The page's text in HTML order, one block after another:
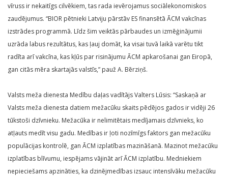
vīruss ir nekaitīgs cilvēkiem, tas rada ievērojamus sociālekonomiskos
zaudējumus. “BIOR pētnieki Latviju pārstāv ES finansētā ĀCM vakcīnas
izstrādes programmā. Līdz šim veiktās pārbaudes un izmēģinājumii
uzrāda labus rezultātus, kas ļauj domāt, ka visai tuvā laikā varētu tikt
radīta arī vakcīna, kas kļūs par risinājumu ĀCM apkarošanai gan Eiropā,
gan citās mēra skartajās valstīs,” pauž A. Bērziņš.
Valsts meža dienesta Medību daļas vadītājs Valters Lūsis: “Saskaņā ar
Valsts meža dienesta datiem mežacūku skaits pēdējos gados ir vidēji 26
tūkstoši dzīvnieku. Mežacūka ir nelimitētais medījamais dzīvnieks, ko
atļauts medīt visu gadu. Medības ir ļoti nozīmīgs faktors gan mežacūku
populācijas kontrolē, gan ĀCM izplatības mazināšanā. Mazinot mežacūku
izplatības blīvumu, iespējams vājināt arī ĀCM izplatību. Medniekiem
nepieciešams apzināties, ka dzinējmedības izsauc intensīvāku mežacūku